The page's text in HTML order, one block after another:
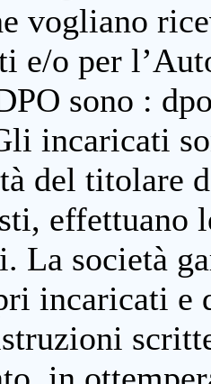
vogliano
e/o per
sono :
incaricati
del titolare
effettuano
La società
incaricati e